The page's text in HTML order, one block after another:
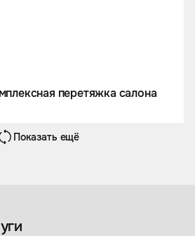
перетяжка салона
Показать ещё